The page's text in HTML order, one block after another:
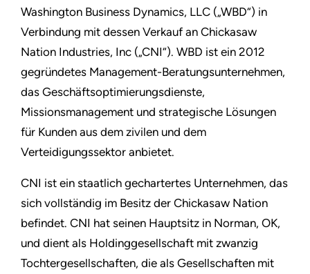
Washington Business Dynamics, LLC („WBD“) in
Verbindung mit dessen Verkauf an Chickasaw
Nation Industries, Inc („CNI“). WBD ist ein 2012
gegründetes Management-Beratungsunternehmen,
das Geschäftsoptimierungsdienste,
Missionsmanagement und strategische Lösungen
für Kunden aus dem zivilen und dem
Verteidigungssektor anbietet.
CNI ist ein staatlich gechartertes Unternehmen, das
sich vollständig im Besitz der Chickasaw Nation
befindet. CNI hat seinen Hauptsitz in Norman, OK,
und dient als Holdinggesellschaft mit zwanzig
Tochtergesellschaften, die als Gesellschaften mit